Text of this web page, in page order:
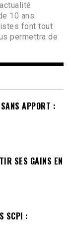
10 ans.
font tout
permettra de
APPORT :
SES GAINS EN
SCPI :